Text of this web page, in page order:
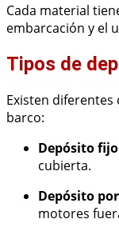
Cada material
embarcación y el
Tipos de
Existen diferentes
barco:
Depósito fijo
cubierta.
Depósito
motores